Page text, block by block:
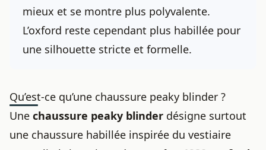
mieux et se montre plus polyvalente.
L’oxford reste cependant plus habillée pour
une silhouette stricte et formelle.
Qu’est-ce qu’une chaussure peaky blinder ?
Une chaussure peaky blinder désigne surtout
une chaussure habillée inspirée du vestiaire